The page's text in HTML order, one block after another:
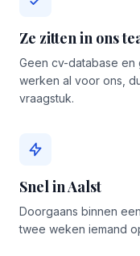
Ze zitten in ons
Geen cv-database en
werken al voor ons,
vraagstuk.
Snel in Aalst
Doorgaans binnen
twee weken iemand